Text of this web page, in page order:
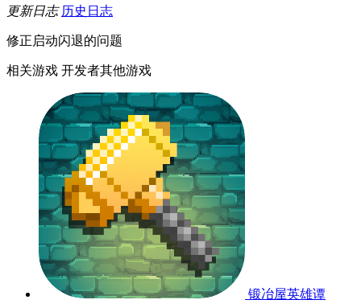
更新日志 历史日志
修正启动闪退的问题
相关游戏 开发者其他游戏
锻冶屋英雄谭